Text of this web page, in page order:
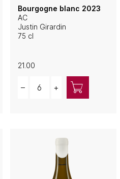
Bourgogne blanc 2023
AC
Justin Girardin
75 cl
21.00
– +